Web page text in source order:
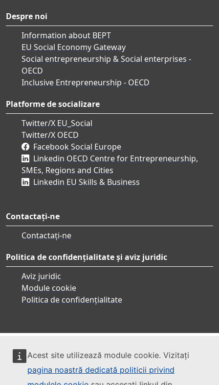
Acest site utilizează module cookie. Vizitați
pagina noastră dedicată politicii privind
Despre noi
Information about BEPT
EU Social Economy Gateway
Social entrepreneurship & Social enterprises -
OECD
Inclusive Entrepreneurship - OECD
Platforme de socializare
Twitter/X EU_Social
Twitter/X OECD
Facebook Social Europe
Linkedin OECD Centre for Entrepreneurship,
SMEs, Regions and Cities
Linkedin EU Skills & Business
Contactați-ne
Contactați-ne
Politica de confidențialitate și aviz juridic
Aviz juridic
Module cookie
Politica de confidențialitate